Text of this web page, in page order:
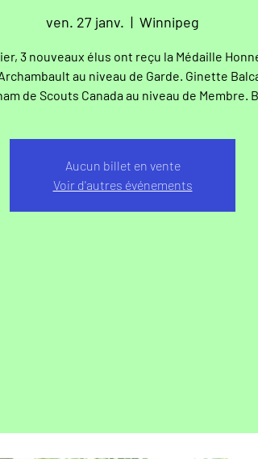
ven. 27 janv.
  |
Winnipeg
3 nouveaux élus ont reçu la Médaille
au niveau de Garde. Ginette
de Scouts Canada au niveau de Membre.
Aucun billet en vente
Voir d'autres événements